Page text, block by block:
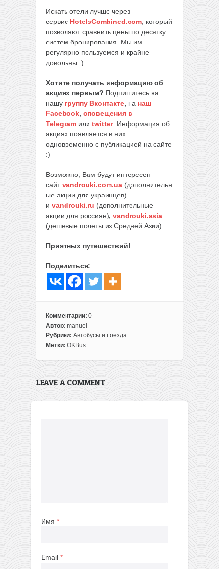
Искать отели лучше через
сервис HotelsCombined.com , который
позволяют сравнить цены по десятку
систем бронирования. Мы им
регулярно пользуемся и крайне
довольны :)
Хотите получать информацию об
акциях первым? Подпишитесь на
нашу группу Вконтакте, на наш
Facebook, оповещения в
Telegram или twitter. Информация об
акциях появляется в них
одновременно с публикацией на сайте
:)
Возможно, Вам будут интересен
сайтvandrouki.com.ua (дополнительн
ые акции для украинцев)
и vandrouki.ru (дополнительные
акции для россиян), vandrouki.asia
(дешевые полеты из Средней Азии).
Приятных путешествий!
Поделиться:
Комментарии: 0
Автор: manuel
Рубрики: Автобусы и поезда
Метки: OKBus
LEAVE A COMMENT
Имя *
Email *